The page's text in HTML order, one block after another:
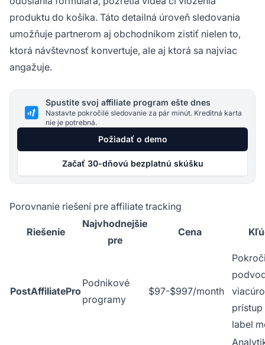
produktu do košíka. Táto detailná úroveň sledovania
umožňuje partnerom aj obchodníkom zistiť nielen to,
ktorá návštevnosť konvertuje, ale aj ktorá sa najviac
angažuje.
Spustite svoj affiliate program ešte dnes
Nastavte pokročilé sledovanie za pár minút. Kreditná karta
nie je potrebná.
Požiadať o demo
Začať 30-dňovú bezplatnú skúšku
Porovnanie riešení pre affiliate tracking
Riešenie
Najvhodnejšie
pre
Cena
PostAffiliatePro
Podnikové
programy
$97-$997/month
prístup
label